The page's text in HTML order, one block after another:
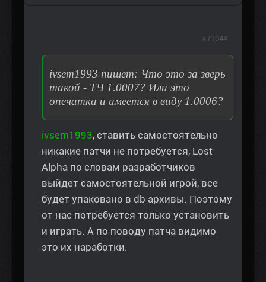
ivsem1993 пишет: Что это за зверь
такой - ТЧ 1.0007? Или это
опечатка и имеется в виду 1.0006?
ivsem1993, ставить самостоятельно
никакие патчи не потребуется, Lost
Alpha по словам разработчиков
выйдет самостоятельной игрой, все
будет упаковано в db архивы. Поэтому
от нас потребуется только установить
и играть. А по поводу патча видимо
это их наработки.
#71044